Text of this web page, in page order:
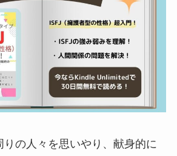
りの人々を思いやり、献身的に